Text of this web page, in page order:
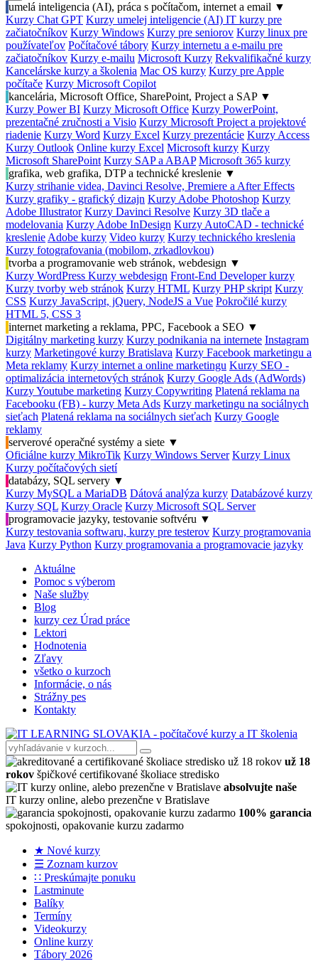
umelá inteligencia (AI), práca s počítačom, internet a email ▼
Kurzy Chat GPT Kurzy umelej inteligencie (AI) IT kurzy pre
začiatočníkov Kurzy Windows Kurzy pre seniorov Kurzy linux pre
používateľov Počítačové tábory Kurzy internetu a e-mailu pre
začiatočníkov Kurzy e-mailu Microsoft Kurzy Rekvalifikačné kurzy
Kancelárske kurzy a školenia Mac OS kurzy Kurzy pre Apple
počítače Kurzy Microsoft Copilot
kancelária, Microsoft Office, SharePoint, Project a SAP ▼
Kurzy Power BI Kurzy Microsoft Office Kurzy PowerPoint,
prezentačné zručnosti a Visio Kurzy Microsoft Project a projektové
riadenie Kurzy Word Kurzy Excel Kurzy prezentácie Kurzy Access
Kurzy Outlook Online kurzy Excel Microsoft kurzy Kurzy
Microsoft SharePoint Kurzy SAP a ABAP Microsoft 365 kurzy
grafika, web grafika, DTP a technické kreslenie ▼
Kurzy strihanie videa, Davinci Resolve, Premiere a After Effects
Kurzy grafiky - grafický dizajn Kurzy Adobe Photoshop Kurzy
Adobe Illustrator Kurzy Davinci Resolve Kurzy 3D tlače a
modelovania Kurzy Adobe InDesign Kurzy AutoCAD - technické
kreslenie Adobe kurzy Video kurzy Kurzy technického kreslenia
Kurzy fotografovania (mobilom, zrkadlovkou)
tvorba a programovanie web stránok, webdesign ▼
Kurzy WordPress Kurzy webdesign Front-End Developer kurzy
Kurzy tvorby web stránok Kurzy HTML Kurzy PHP skript Kurzy
CSS Kurzy JavaScript, jQuery, NodeJS a Vue Pokročilé kurzy
HTML 5, CSS 3
internet marketing a reklama, PPC, Facebook a SEO ▼
Digitálny marketing kurzy Kurzy podnikania na internete Instagram
kurzy Marketingové kurzy Bratislava Kurzy Facebook marketingu a
Meta reklamy Kurzy internet a online marketingu Kurzy SEO -
optimalizácia internetových stránok Kurzy Google Ads (AdWords)
Kurzy Youtube marketing Kurzy Copywriting Platená reklama na
Facebooku (FB) - kurzy Meta Ads Kurzy marketingu na sociálnych
sieťach Platená reklama na sociálnych sieťach Kurzy Google
reklamy
serverové operačné systémy a siete ▼
Oficiálne kurzy MikroTik Kurzy Windows Server Kurzy Linux
Kurzy počítačových sietí
databázy, SQL servery ▼
Kurzy MySQL a MariaDB Dátová analýza kurzy Databázové kurzy
Kurzy SQL Kurzy Oracle Kurzy Microsoft SQL Server
programovacie jazyky, testovanie softvéru ▼
Kurzy testovania softwaru, kurzy pre testerov Kurzy programovania
Java Kurzy Python Kurzy programovania a programovacie jazyky
Aktuálne
Pomoc s výberom
Naše služby
Blog
kurzy cez Úrad práce
Lektori
Hodnotenia
Zľavy
všetko o kurzoch
Informácie, o nás
Strážny pes
Kontakty
už 18
rokov špičkové certifikované školiace stredisko
absolvujte naše
IT kurzy online, alebo prezenčne v Bratislave
100% garancia
spokojnosti, opakovanie kurzu zadarmo
★ Nové kurzy
☰ Zoznam kurzov
∷ Preskúmajte ponuku
Lastminute
Balíky
Termíny
Videokurzy
Online kurzy
Tábory 2026